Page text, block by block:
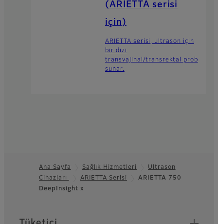
(ARIETTA serisi
için)
ARIETTA serisi, ultrason için
bir dizi
transvajinal/transrektal prob
sunar.
Footer
Ana Sayfa Sağlık Hizmetleri
Ultrason
Cihazları
ARIETTA Serisi
ARIETTA 750
DeepInsight x
Quick Links